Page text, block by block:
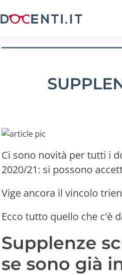
Ci sono novità per tutti i
2020/21: si possono
Vige ancora il vincolo
Ecco tutto quello che c'è
Supplenze
se sono già